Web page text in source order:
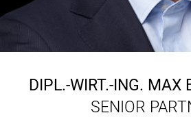
DIPL.-WIRT.-ING. MAX
SENIOR